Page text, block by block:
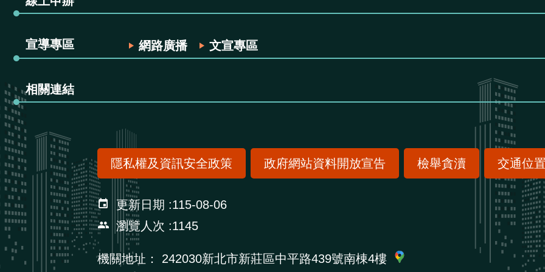
宣導專區 網路廣播 文宣專區
相關連結
隱私權及資訊安全政策 政府網站資料開放宣告 檢舉貪瀆 交通位
更新日期
115-08-06
瀏覽人次
1145
機關地址： 242030新北市新莊區中平路439號南棟4樓